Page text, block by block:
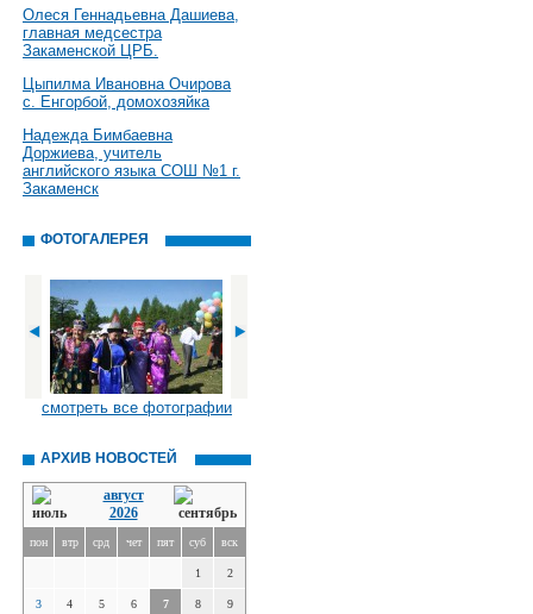
Олеся Геннадьевна Дашиева,
главная медсестра
Закаменской ЦРБ.
Цыпилма Ивановна Очирова
с. Енгорбой, домохозяйка
Надежда Бимбаевна
Доржиева, учитель
английского языка СОШ №1 г.
Закаменск
ФОТОГАЛЕРЕЯ
смотреть все фотографии
АРХИВ НОВОСТЕЙ
август
2026
пон втр срд чет пят суб вск
1 2
3 4 5 6 7 8 9